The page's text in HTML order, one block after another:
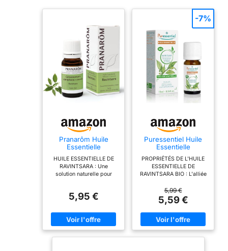
Pranarôm Huile
Essentielle
ml
HUILE ESSENTIELLE DE
RAVINTSARA : Une
solution naturelle pour
et stimuler le corps et
Grâce à ses propriétés
toniques et stimulantes,
elle saura vous aider en
5,95 €
Puressentiel Huile
Essentielle
Ravintsara HEBBD
BIO 10 ml
PROPRIÉTÉS DE L'HUILE
ESSENTIELLE DE
RAVINTSARA BIO : L'alliée
aromathérapie pour ses
vertus antivirales et
antibactériennes.
CONSEILS
D’UTILISATIONS : Prendre
au maximum 2 gouttes
5,99 €
5,59 €
-7%